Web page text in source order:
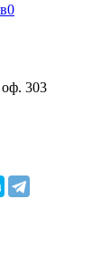
0
оф. 303